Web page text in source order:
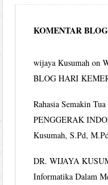
KOMENTAR BLOG
wijaya Kusumah on
BLOG HARI
Rahasia Semakin
PENGGERAK
Kusumah, S.Pd,
DR. WIJAYA
Informatika Dalam